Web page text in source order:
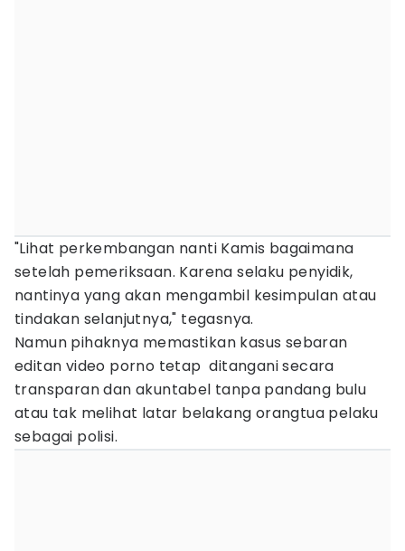
"Lihat perkembangan nanti Kamis bagaimana
setelah pemeriksaan. Karena selaku penyidik,
nantinya yang akan mengambil kesimpulan atau
tindakan selanjutnya," tegasnya.
Namun pihaknya memastikan kasus sebaran
editan video porno tetap ditangani secara
transparan dan akuntabel tanpa pandang bulu
atau tak melihat latar belakang orangtua pelaku
sebagai polisi.